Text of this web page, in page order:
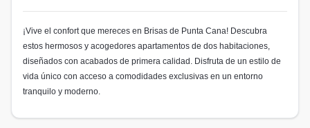
¡Vive el confort que mereces en Brisas de Punta Cana! Descubra
estos hermosos y acogedores apartamentos de dos habitaciones,
diseñados con acabados de primera calidad. Disfruta de un estilo de
vida único con acceso a comodidades exclusivas en un entorno
tranquilo y moderno.